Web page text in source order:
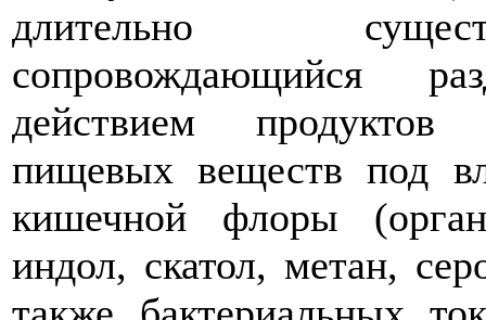
длительно
сопровождающийся
действием продуктов
пищевых веществ под
кишечной флоры
индол, скатол, метан,